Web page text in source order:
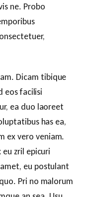
ne. Probo
Dicam tibique
eos facilisi
ea duo laoreet
has ea,
ex vero veniam.
zril epicuri
eu postulant
Pri no malorum